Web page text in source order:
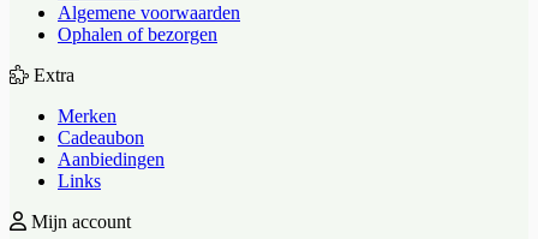
Algemene voorwaarden
Ophalen of bezorgen
Extra
Merken
Cadeaubon
Aanbiedingen
Links
Mijn account